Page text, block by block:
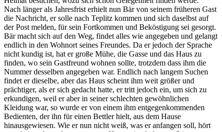
Nach länger als Jahresfrist erhielt nun Bär von seinem früheren Gast
die Nachricht, er solle nach Teplitz kommen und sich daselbst auf
der Post melden, für sein Fortkommen und Beköstigung sei gesorgt.
Bär macht sich auf den Weg, findet alles wie angegeben und gelangt
endlich in den Wohnort seines Freundes. Da er jedoch der Sprache
nicht kundig ist, hat er große Mühe, die Gasse und das Haus zu
finden, wo sein Gastfreund wohnen sollte, trotzdem dass ihm die
Nummer desselben angegeben war. Endlich nach langem Suchen
findet er dieselbe, aber das Haus scheint ihm weit größer und
prächtiger, als er sich gedacht hatte, er tritt jedoch ein, um sich zu
erkundigen, weil er aber in seiner schlechten gewöhnlichen
Kleidung war, so wurde er von einem ihm entgegenkommenden
Bedienten, der ihn für einen Bettler hielt, aus dem Hause
hinausgewiesen. Wie er nun nicht weiß, was er anfangen soll, hört